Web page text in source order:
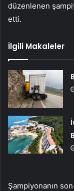
düzenlenen
etti.
İlgili Makaleler
Şampiyonanın